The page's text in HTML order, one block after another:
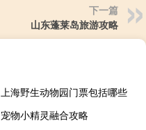
下一篇
山东蓬莱岛旅游攻略
上海野生动物园门票包括哪些
宠物小精灵融合攻略